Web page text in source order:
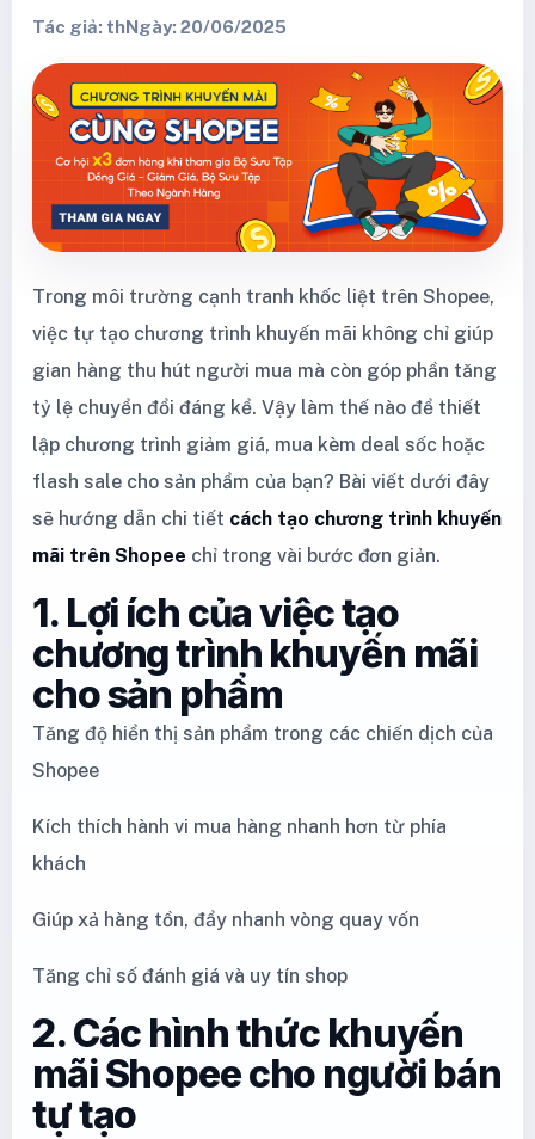
Tác giả: thNgày: 20/06/2025
Trong môi trường cạnh tranh khốc liệt trên Shopee,
việc tự tạo chương trình khuyến mãi không chỉ giúp
gian hàng thu hút người mua mà còn góp phần tăng
tỷ lệ chuyển đổi đáng kể. Vậy làm thế nào để thiết
lập chương trình giảm giá, mua kèm deal sốc hoặc
flash sale cho sản phẩm của bạn? Bài viết dưới đây
sẽ hướng dẫn chi tiết cách tạo chương trình khuyến
mãi trên Shopee chỉ trong vài bước đơn giản.
1. Lợi ích của việc tạo
chương trình khuyến mãi
cho sản phẩm
Tăng độ hiển thị sản phẩm trong các chiến dịch của
Shopee
Kích thích hành vi mua hàng nhanh hơn từ phía
khách
Giúp xả hàng tồn, đẩy nhanh vòng quay vốn
Tăng chỉ số đánh giá và uy tín shop
2. Các hình thức khuyến
mãi Shopee cho người bán
tự tạo